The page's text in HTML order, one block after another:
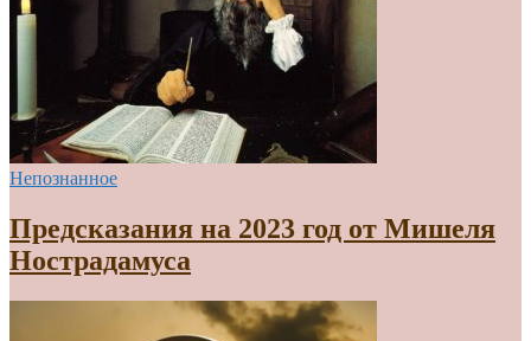
Непознанное
Предсказания на 2023 год от Мишеля
Нострадамуса